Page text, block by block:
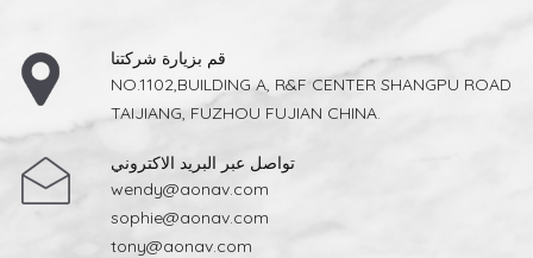
قم بزيارة شركتنا
NO.1102,BUILDING A, R&F CENTER SHANGPU ROAD
TAIJIANG, FUZHOU FUJIAN CHINA.
تواصل عبر البريد الاكتروني
wendy@aonav.com
sophie@aonav.com
tony@aonav.com